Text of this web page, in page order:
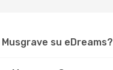
su eDreams?